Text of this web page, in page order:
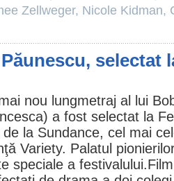
Zellweger, Nicole Kidman,
selectat
nou lungmetraj al lui
a fost selectat la
de la Sundance, cel mai
Variety. Palatul
speciale a festivalului.